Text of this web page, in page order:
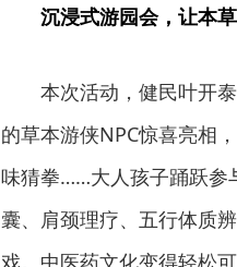
沉浸式游园会，让本
本次活动，健民叶开
的草本游侠NPC惊喜亮相
味猜拳……大人孩子踊跃参
囊、肩颈理疗、五行体质
戏。中医药文化变得轻松